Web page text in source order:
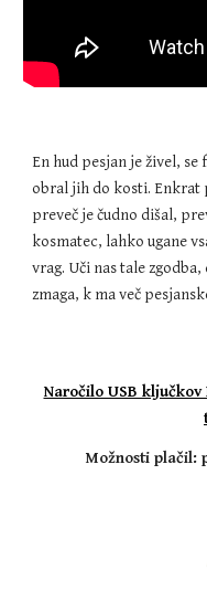
En hud pesjan je živel,
obral jih do kosti. Enkrat
preveč je čudno dišal,
kosmatec, lahko ugane
vrag. Uči nas tale
zmaga, k ma več
Naročilo USB
Možnosti plačil: